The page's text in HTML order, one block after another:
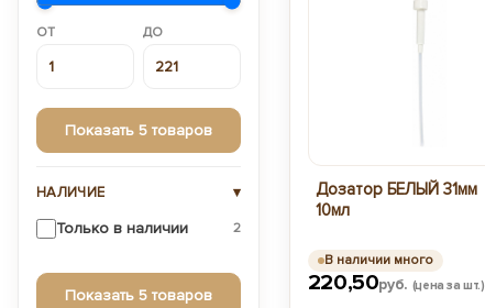
ОТ ДО
Показать 5 товаров
НАЛИЧИЕ ▾
Только в наличии 2
Показать 5 товаров
Дозатор БЕЛЫЙ 31мм
10мл
220,50руб. (цена за шт.)
В наличии много